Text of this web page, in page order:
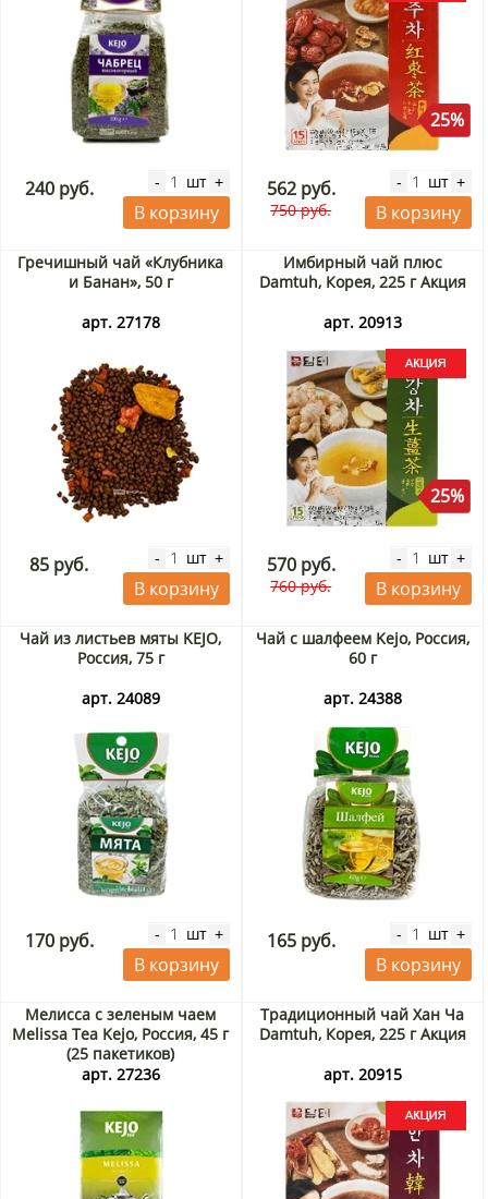
240 руб. - шт +
В корзину
25%
562 руб.
750 руб.
- шт +
В корзину
Гречишный чай «Клубника
и Банан», 50 г
арт. 27178
85 руб. - шт +
В корзину
Имбирный чай плюс
Damtuh, Корея, 225 г Акция
арт. 20913
25%
570 руб.
760 руб.
- шт +
В корзину
Чай из листьев мяты KEJO,
Россия, 75 г
арт. 24089
170 руб. - шт +
В корзину
Чай с шалфеем Kejo, Россия,
60 г
арт. 24388
165 руб. - шт +
В корзину
Мелисса с зеленым чаем
Melissa Tea Kejo, Россия, 45 г
(25 пакетиков)
арт. 27236
Традиционный чай Хан Ча
Damtuh, Корея, 225 г Акция
арт. 20915